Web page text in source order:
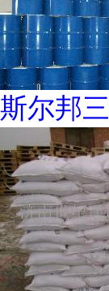
斯尔邦